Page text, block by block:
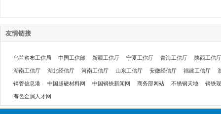
友情链接
乌兰察布工信局 中国工信部 新疆工信厅 宁夏工信厅 青海工信厅 陕西工信厅
湖南工信厅 湖北经信厅 河南工信厅 山东工信厅 安徽经信厅 福建工信厅
钢管信息港 中国超硬材料网 中国钢铁新闻网 商务部网站 不锈钢天地 钢铁
有色金属人才网